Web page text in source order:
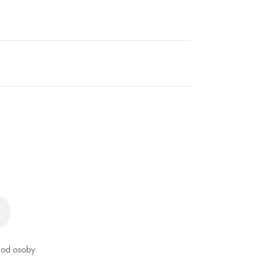
osoby